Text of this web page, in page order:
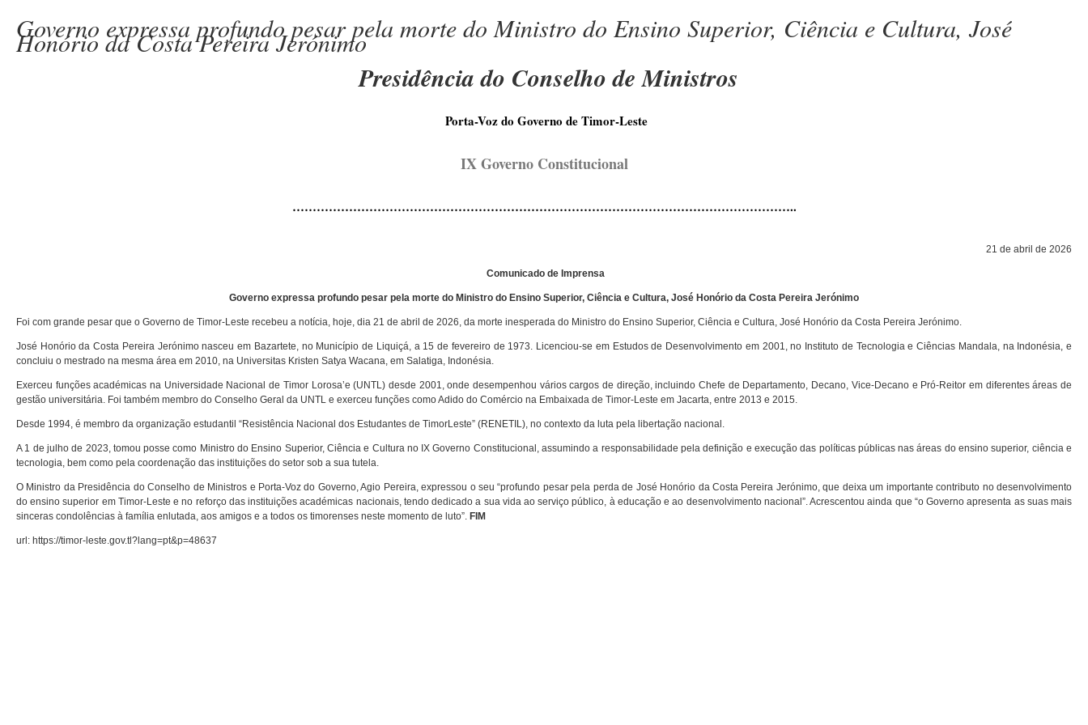
Governo expressa profundo pesar pela morte do Ministro do Ensino Superior, Ciência e Cultura, José
Honório da Costa Pereira Jerónimo
Presidência do Conselho de Ministros
Porta-Voz do Governo de Timor-Leste
IX Governo Constitucional
……………………………………………………………………………………………………………..
21 de abril de 2026
Comunicado de Imprensa
Governo expressa profundo pesar pela morte do Ministro do Ensino Superior, Ciência e Cultura, José Honório da Costa Pereira Jerónimo
Foi com grande pesar que o Governo de Timor-Leste recebeu a notícia, hoje, dia 21 de abril de 2026, da morte inesperada do Ministro do Ensino Superior, Ciência e Cultura, José Honório da Costa Pereira Jerónimo.
José Honório da Costa Pereira Jerónimo nasceu em Bazartete, no Município de Liquiçá, a 15 de fevereiro de 1973. Licenciou-se em Estudos de Desenvolvimento em 2001, no Instituto de Tecnologia e Ciências Mandala, na Indonésia, e
concluiu o mestrado na mesma área em 2010, na Universitas Kristen Satya Wacana, em Salatiga, Indonésia.
Exerceu funções académicas na Universidade Nacional de Timor Lorosa’e (UNTL) desde 2001, onde desempenhou vários cargos de direção, incluindo Chefe de Departamento, Decano, Vice-Decano e Pró-Reitor em diferentes áreas de
gestão universitária. Foi também membro do Conselho Geral da UNTL e exerceu funções como Adido do Comércio na Embaixada de Timor-Leste em Jacarta, entre 2013 e 2015.
Desde 1994, é membro da organização estudantil “Resistência Nacional dos Estudantes de TimorLeste” (RENETIL), no contexto da luta pela libertação nacional.
A 1 de julho de 2023, tomou posse como Ministro do Ensino Superior, Ciência e Cultura no IX Governo Constitucional, assumindo a responsabilidade pela definição e execução das políticas públicas nas áreas do ensino superior, ciência e
tecnologia, bem como pela coordenação das instituições do setor sob a sua tutela.
O Ministro da Presidência do Conselho de Ministros e Porta-Voz do Governo, Agio Pereira, expressou o seu “profundo pesar pela perda de José Honório da Costa Pereira Jerónimo, que deixa um importante contributo no desenvolvimento
do ensino superior em Timor-Leste e no reforço das instituições académicas nacionais, tendo dedicado a sua vida ao serviço público, à educação e ao desenvolvimento nacional”. Acrescentou ainda que “o Governo apresenta as suas mais
sinceras condolências à família enlutada, aos amigos e a todos os timorenses neste momento de luto”. FIM
url: https://timor-leste.gov.tl?lang=pt&p=48637